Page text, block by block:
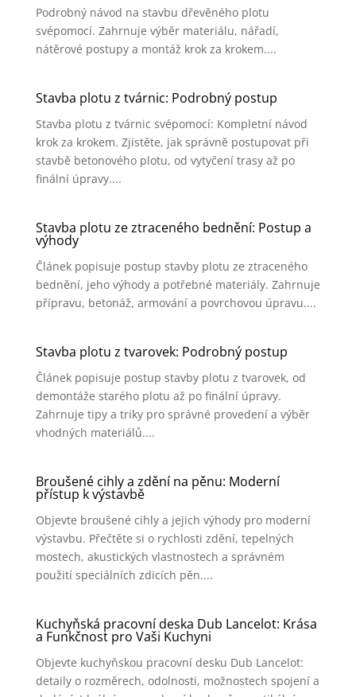
Podrobný návod na stavbu dřevěného plotu
svépomocí. Zahrnuje výběr materiálu, nářadí,
nátěrové postupy a montáž krok za krokem....
Stavba plotu z tvárnic: Podrobný postup
Stavba plotu z tvárnic svépomocí: Kompletní návod
krok za krokem. Zjistěte, jak správně postupovat při
stavbě betonového plotu, od vytyčení trasy až po
finální úpravy....
Stavba plotu ze ztraceného bednění: Postup a
výhody
Článek popisuje postup stavby plotu ze ztraceného
bednění, jeho výhody a potřebné materiály. Zahrnuje
přípravu, betonáž, armování a povrchovou úpravu....
Stavba plotu z tvarovek: Podrobný postup
Článek popisuje postup stavby plotu z tvarovek, od
demontáže starého plotu až po finální úpravy.
Zahrnuje tipy a triky pro správné provedení a výběr
vhodných materiálů....
Broušené cihly a zdění na pěnu: Moderní
přístup k výstavbě
Objevte broušené cihly a jejich výhody pro moderní
výstavbu. Přečtěte si o rychlosti zdění, tepelných
mostech, akustických vlastnostech a správném
použití speciálních zdicích pěn....
Kuchyňská pracovní deska Dub Lancelot: Krása
a Funkčnost pro Vaši Kuchyni
Objevte kuchyňskou pracovní desku Dub Lancelot:
detaily o rozměrech, odolnosti, možnostech spojení a